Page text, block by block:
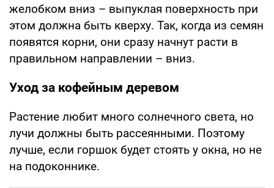
желобком вниз – выпуклая поверхность при
этом должна быть кверху. Так, когда из семян
появятся корни, они сразу начнут расти в
правильном направлении – вниз.
Уход за кофейным деревом
Растение любит много солнечного света, но
лучи должны быть рассеянными. Поэтому
лучше, если горшок будет стоять у окна, но не
на подоконнике.